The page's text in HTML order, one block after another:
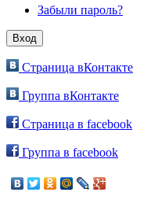
Забыли пароль?
Страница вКонтакте
Группа вКонтакте
Страница в facebook
Группа в facebook